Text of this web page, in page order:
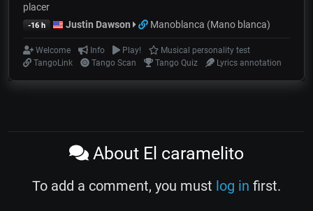
placer
-16 h Justin Dawson Manoblanca (Mano blanca)
Welcome Info Play!
Musical personality test
TangoLink
Tango Scan Tango Quiz Lyrics annotation
About El caramelito
To add a comment, you must log in first.